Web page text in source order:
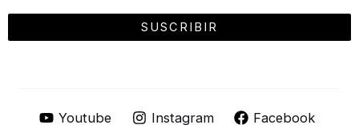
Youtube Instagram
Facebook